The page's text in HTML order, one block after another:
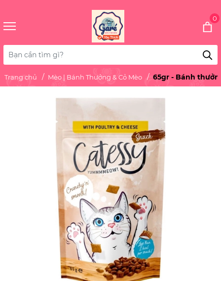
0
Trang chủ Mèo | Bánh Thưởng & Cỏ Mèo 65gr - Bánh